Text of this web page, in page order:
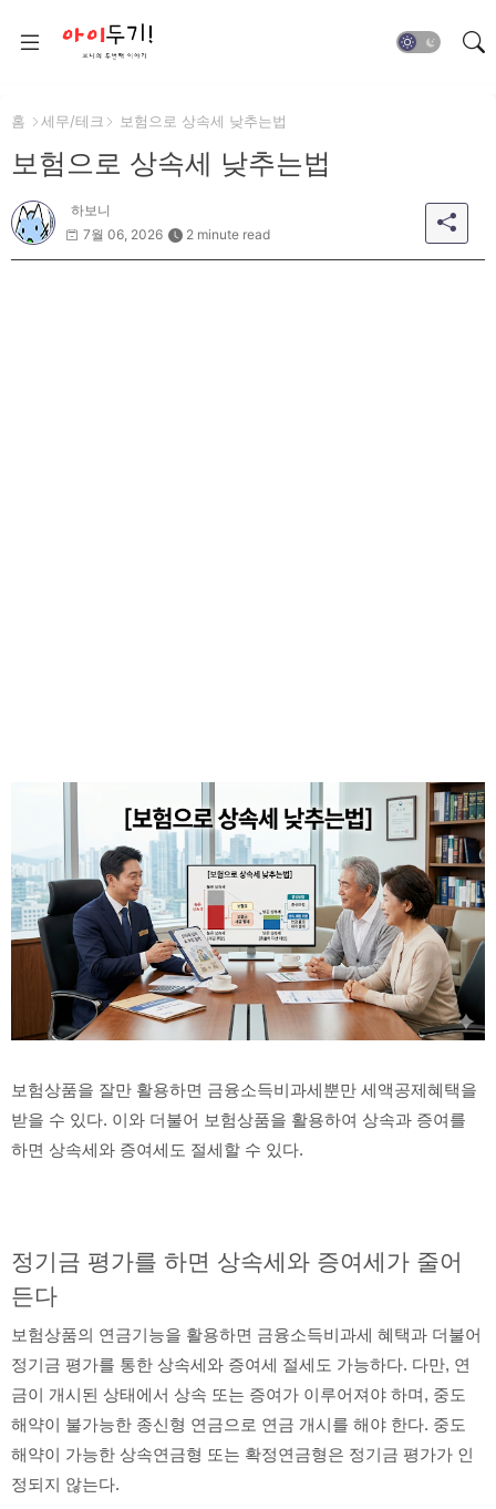
홈 세무/테크 보험으로 상속세 낮추는법
보험으로 상속세 낮추는법
하보니
7월 06, 2026
2 minute read
보험상품을 잘만 활용하면 금융소득비과세뿐만 세액공제혜택을
받을 수 있다. 이와 더불어 보험상품을 활용하여 상속과 증여를
하면 상속세와 증여세도 절세할 수 있다.
정기금 평가를 하면 상속세와 증여세가 줄어
든다
보험상품의 연금기능을 활용하면 금융소득비과세 혜택과 더불어
정기금 평가를 통한 상속세와 증여세 절세도 가능하다. 다만, 연
금이 개시된 상태에서 상속 또는 증여가 이루어져야 하며, 중도
해약이 불가능한 종신형 연금으로 연금 개시를 해야 한다. 중도
해약이 가능한 상속연금형 또는 확정연금형은 정기금 평가가 인
정되지 않는다.